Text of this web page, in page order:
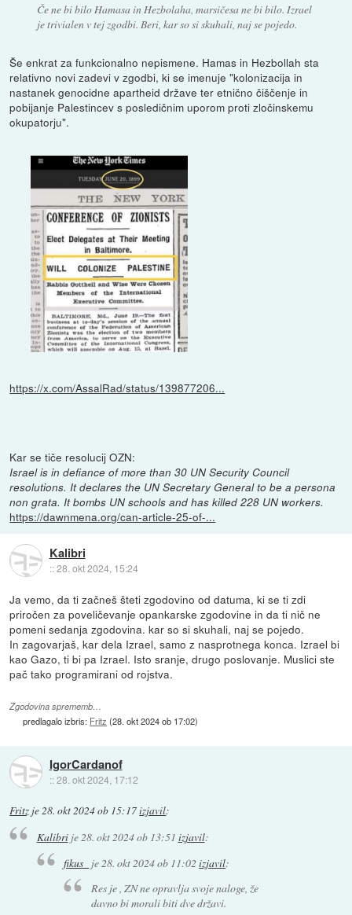
Če ne bi bilo Hamasa in Hezbolaha, marsičesa ne bi bilo. Izrael
je trivialen v tej zgodbi. Beri, kar so si skuhali, naj se pojedo.
Še enkrat za funkcionalno nepismene. Hamas in Hezbollah sta
relativno novi zadevi v zgodbi, ki se imenuje "kolonizacija in
nastanek genocidne apartheid države ter etnično čiščenje in
pobijanje Palestincev s posledičnim uporom proti zločinskemu
okupatorju".
https://x.com/AssalRad/status/139877206...
Kar se tiče resolucij OZN:
Israel is in defiance of more than 30 UN Security Council
resolutions. It declares the UN Secretary General to be a persona
non grata. It bombs UN schools and has killed 228 UN workers.
https://dawnmena.org/can-article-25-of-...
Kalibri
::28. okt 2024, 15:24
Ja vemo, da ti začneš šteti zgodovino od datuma, ki se ti zdi
priročen za poveličevanje opankarske zgodovine in da ti nič ne
pomeni sedanja zgodovina. kar so si skuhali, naj se pojedo.
In zagovarjaš, kar dela Izrael, samo z nasprotnega konca. Izrael bi
kao Gazo, ti bi pa Izrael. Isto sranje, drugo poslovanje. Muslici ste
pač tako programirani od rojstva.
Zgodovina sprememb…
predlagalo izbris: Fritz (28. okt 2024 ob 17:02)
IgorCardanof
::28. okt 2024, 17:12
Fritz je28. okt 2024 ob 15:17izjavil:
Kalibrije28. okt 2024 ob 13:51 izjavil:
fikus_ je 28. okt 2024 ob 11:02izjavil:
Res je , ZN ne opravlja svoje naloge, že
davno bi morali biti dve državi.